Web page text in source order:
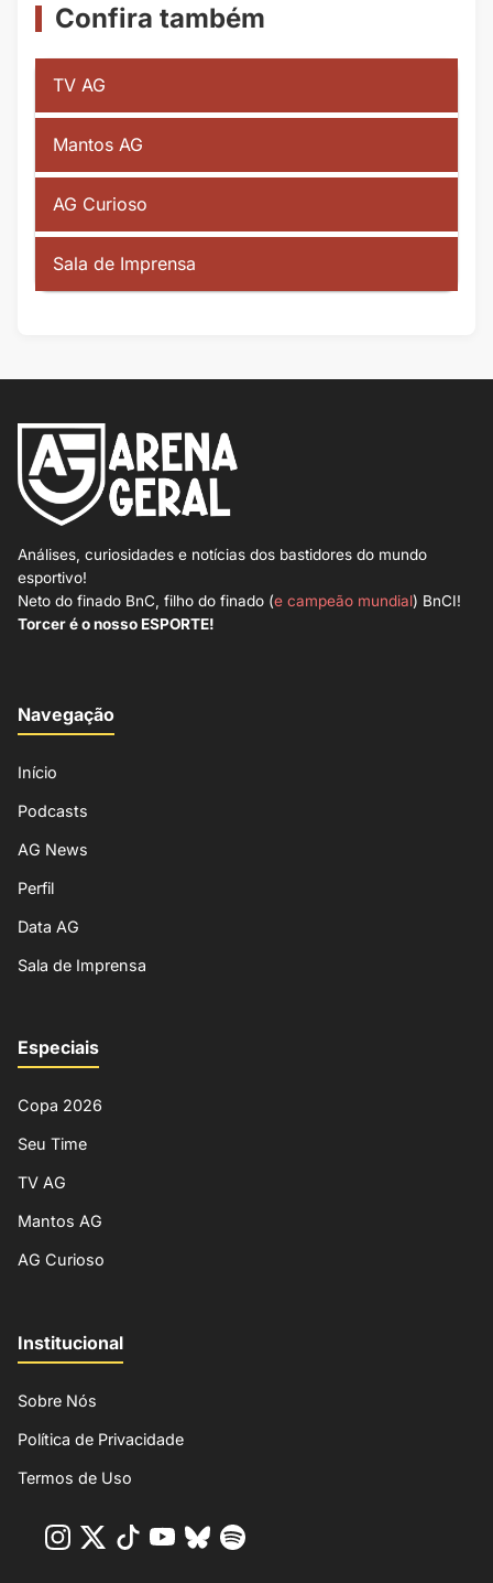
Confira também
TV AG
Mantos AG
AG Curioso
Sala de Imprensa
Análises, curiosidades e notícias dos bastidores do mundo
esportivo!
Neto do finado BnC, filho do finado (e campeão mundial) BnCI!
Torcer é o nosso ESPORTE!
Navegação
Início
Podcasts
AG News
Perfil
Data AG
Sala de Imprensa
Especiais
Copa 2026
Seu Time
TV AG
Mantos AG
AG Curioso
Institucional
Sobre Nós
Política de Privacidade
Termos de Uso